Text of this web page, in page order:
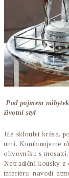
Pod pojmem
životní styl
Jde skloubit krása,
umí. Kombinujeme
olivovníku s
Netradiční kousky z
interiéru, navodí